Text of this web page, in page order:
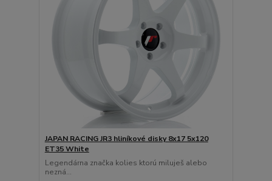
JAPAN RACING JR3 hliníkové disky 8x17 5x120
ET35 White
Legendárna značka kolies ktorú miluješ alebo
nezná...